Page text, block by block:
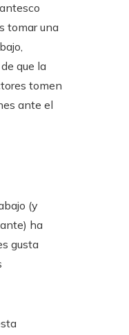
tomar una
que la
tomen
ante el
(y
ha
gusta